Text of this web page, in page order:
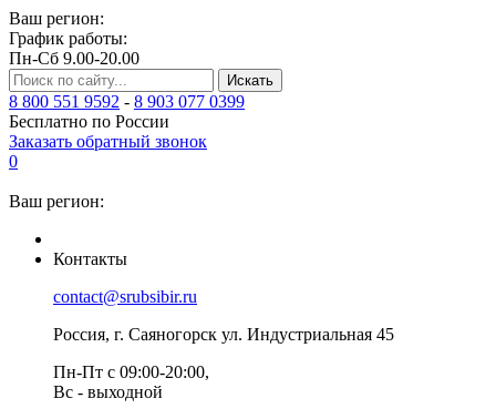
Ваш регион:
График работы:
Пн-Сб 9.00-20.00
Искать
8 800 551 9592 - 8 903 077 0399
Бесплатно по России
Заказать обратный звонок
0
Ваш регион:
Контакты
contact@srubsibir.ru
Россия, г. Саяногорск ул. Индустриальная 45
Пн-Пт с 09:00-20:00,
Вс - выходной